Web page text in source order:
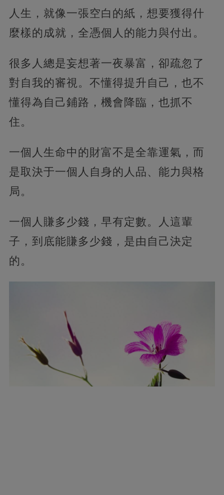
人生，就像一張空白的紙，想要獲得什
麼樣的成就，全憑個人的能力與付出。
很多人總是妄想著一夜暴富，卻疏忽了
對自我的審視。不懂得提升自己， 也不
懂得為自己鋪路，機會降臨，也抓不
住。
一個人生命中的財富不是全靠運氣，而
是取決于一個人自身的人品、能力與格
局。
一個人賺多少錢，早有定數。人這輩
子，到底能賺多少錢， 是由自己決定
的。